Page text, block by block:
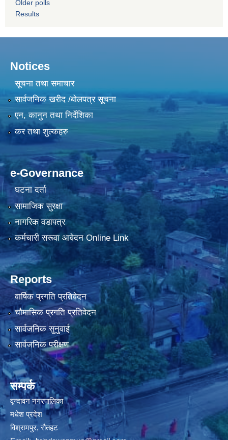
Older polls
Results
Notices
सूचना तथा समाचार
सार्वजनिक खरीद /बोलपत्र सूचना
एन, कानुन तथा निर्देशिका
कर तथा शुल्कहरु
e-Governance
घटना दर्ता
सामाजिक सुरक्षा
नागरिक वडापत्र
कर्मचारी सरूवा आवेदन Online Link
Reports
वार्षिक प्रगति प्रतिवेदन
चौमासिक प्रगति प्रतिवेदन
सार्वजनिक सुनुवाई
सार्वजनिक परीक्षण
सम्पर्क
वृन्दावन नगरपालिका
मधेश प्रदेश
विश्रामपुर, रौतहट